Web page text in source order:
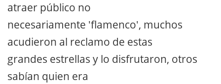
atraer público no
necesariamente 'flamenco', muchos
acudieron al reclamo de estas
grandes estrellas y lo disfrutaron, otros
sabían quien era